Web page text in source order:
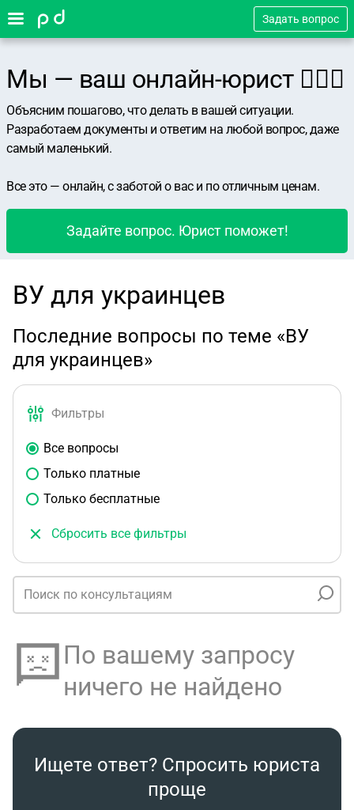
Задать вопрос
Мы — ваш онлайн-юрист 👨🏻‍⚖️
Объясним пошагово, что делать в вашей ситуации.
Разработаем документы и ответим на любой вопрос, даже
самый маленький.
Все это — онлайн, с заботой о вас и по отличным ценам.
Задайте вопрос. Юрист поможет!
ВУ для украинцев
Последние вопросы по теме «ВУ
для украинцев»
Фильтры
Все вопросы
Только платные
Только бесплатные
Сбросить все фильтры
По вашему запросу
ничего не найдено
Ищете ответ? Спросить юриста
проще